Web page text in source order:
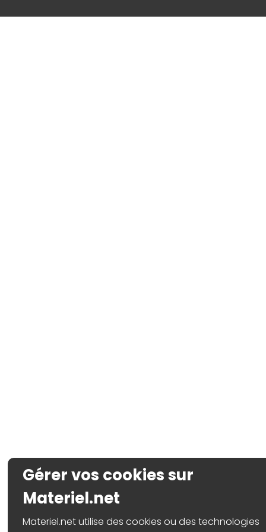
Gérer vos cookies sur
Materiel.net
Materiel.net utilise des cookies ou des technologies